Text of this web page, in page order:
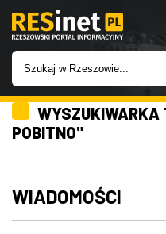
WIADOMOŚCI
IMPREZY
WYSZUKIWARKA
POBITNO"
WIADOMOŚCI